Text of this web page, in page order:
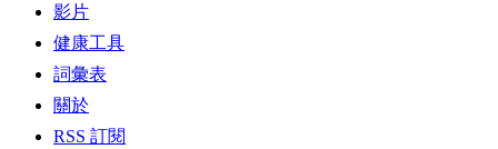
影片
健康工具
詞彙表
關於
RSS 訂閱